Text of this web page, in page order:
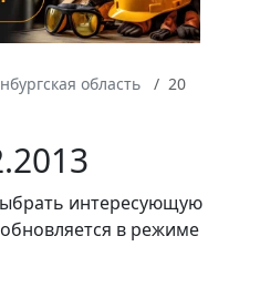
область
20
интересующую
в режиме